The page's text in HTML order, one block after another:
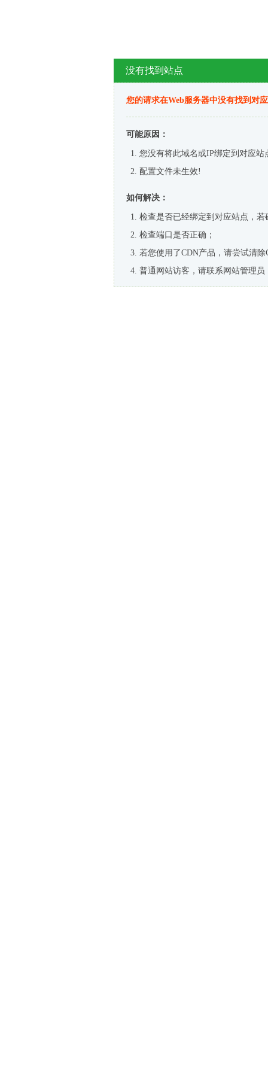
没有找到站点
您的请求在Web服务器中没有找到对
可能原因：
您没有将此域名或IP绑定到对应站
配置文件未生效!
如何解决：
检查是否已经绑定到对应站点，
检查端口是否正确；
若您使用了CDN产品，请尝试清除
普通网站访客，请联系网站管理员